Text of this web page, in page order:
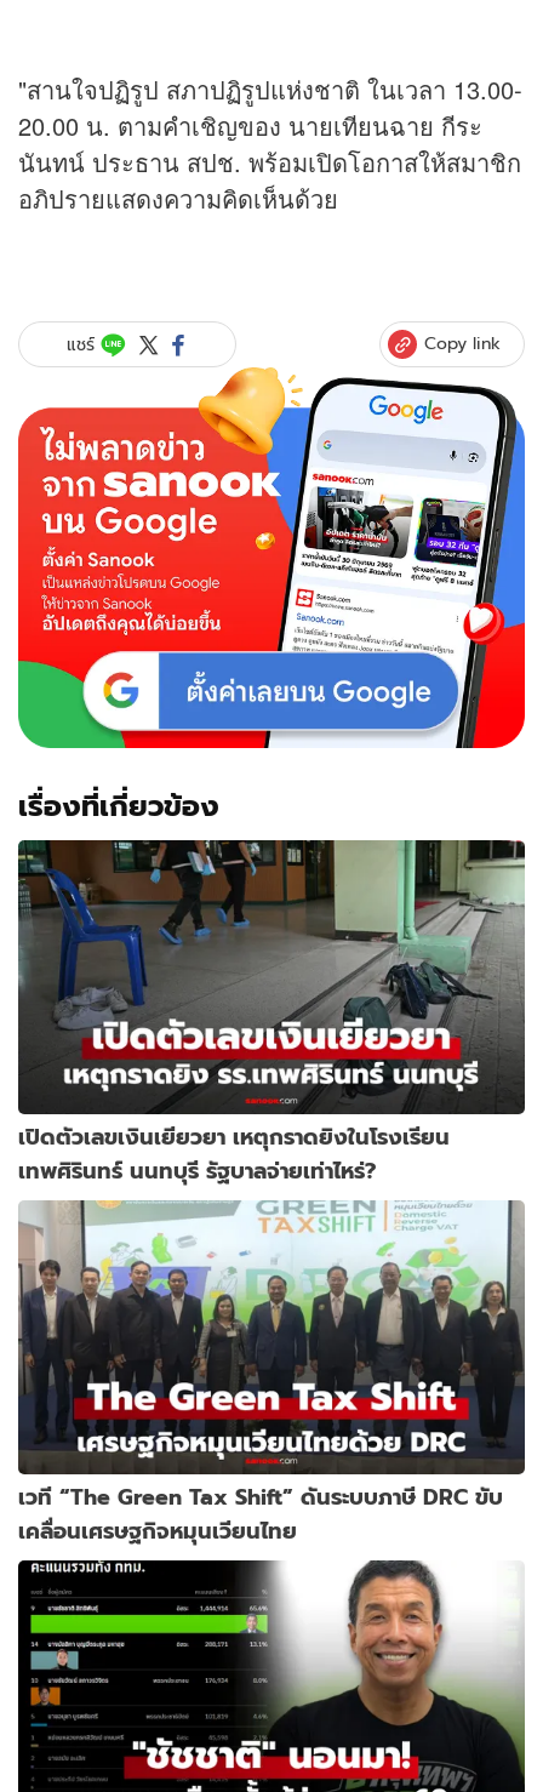
"สานใจปฏิรูป สภาปฏิรูปแห่งชาติ ในเวลา 13.00-
20.00 น. ตามคำเชิญของ นายเทียนฉาย กีระ
นันทน์ ประธาน สปช. พร้อมเปิดโอกาสให้สมาชิก
อภิปรายแสดงความคิดเห็นด้วย
แชร์ Copy link
เรื่องที่เกี่ยวข้อง
เปิดตัวเลขเงินเยียวยา เหตุกราดยิงในโรงเรียน
เทพศิรินทร์ นนทบุรี รัฐบาลจ่ายเท่าไหร่?
เวที “The Green Tax Shift” ดันระบบภาษี DRC ขับ
เคลื่อนเศรษฐกิจหมุนเวียนไทย